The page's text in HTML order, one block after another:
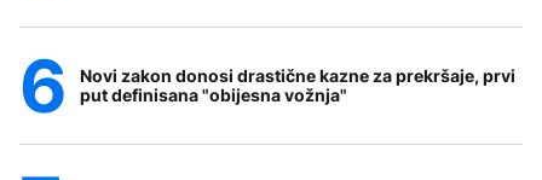
Novi zakon donosi drastične kazne za prekršaje, prvi
put definisana "obijesna vožnja"